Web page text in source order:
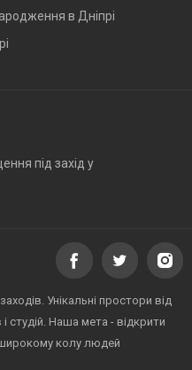
в Дніпрі
під захід у
Унікальні простори від
студій. Наша мета - відкрити
широкому колу людей